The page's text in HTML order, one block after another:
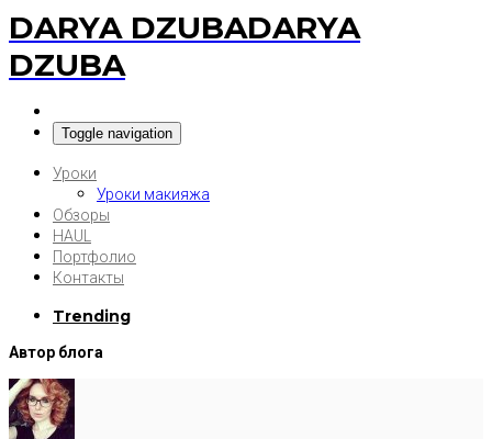
DARYA DZUBADARYA
DZUBA
Toggle navigation
Уроки
Уроки макияжа
Обзоры
HAUL
Портфолио
Контакты
Trending
Автор блога